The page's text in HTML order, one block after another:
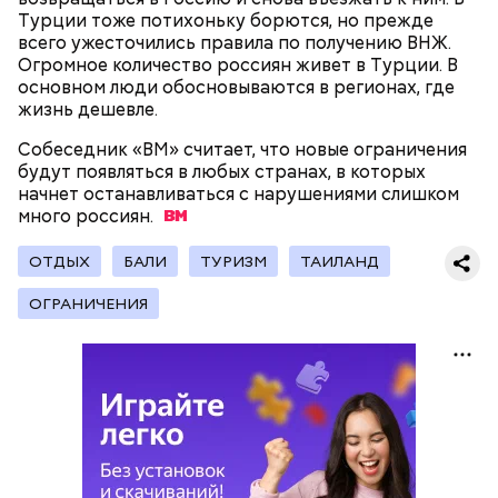
Турции тоже потихоньку борются, но прежде
всего ужесточились правила по получению ВНЖ.
Огромное количество россиян живет в Турции. В
основном люди обосновываются в регионах, где
жизнь дешевле.
Собеседник «ВМ» считает, что новые ограничения
будут появляться в любых странах, в которых
начнет останавливаться с нарушениями слишком
много россиян.
ОТДЫХ БАЛИ ТУРИЗМ ТАИЛАНД
ОГРАНИЧЕНИЯ
Поляков предупредил: не стоит собирать грибы у
обочин дорог или рядом с промышленными
предприятиями, так как они могут накапливать в
себе токсические вещества.
— Может пробить заряд на человека. Нужно вести
себя очень осторожно, будто увидели дикого
зверя, затаиться, — добавил академик.
отразиться на предстоящем лете
в России
Одним из запоминающихся событий того периода
для Макеева стал футбольный матч между
киевским «Динамо» и мадридским «Атлетико»,
который состоялся 3 мая в Киеве. Полк Макеева жил
в палатках в лесу около Варовичей, в 12 километрах
от Припяти. А солдатам очень хотелось увидеть
партийной организации колхоза и попросил